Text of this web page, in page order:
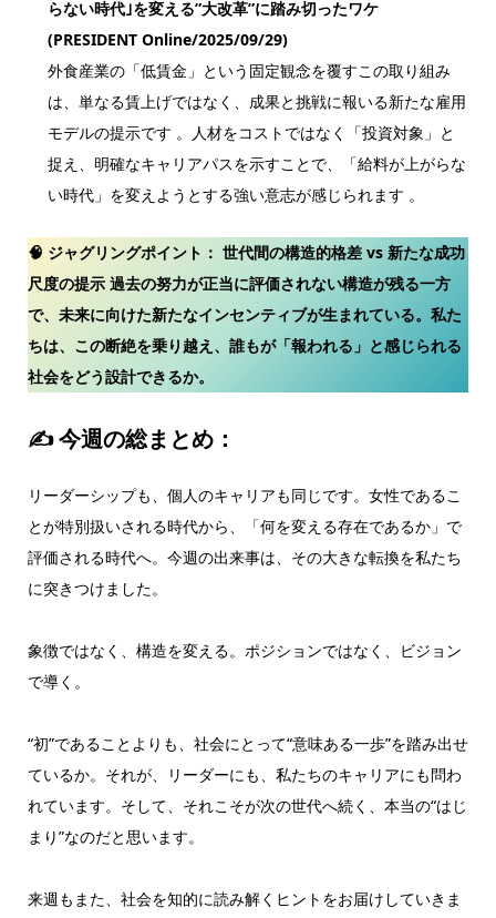
らない時代｣を変える”大改革”に踏み切ったワケ
(PRESIDENT Online/2025/09/29)
外食産業の「低賃金」という固定観念を覆すこの取り組み
は、単なる賃上げではなく、成果と挑戦に報いる新たな雇用
モデルの提示です 。人材をコストではなく「投資対象」と
捉え、明確なキャリアパスを示すことで、「給料が上がらな
い時代」を変えようとする強い意志が感じられます 。
🧠 ジャグリングポイント： 世代間の構造的格差 vs 新たな成功
尺度の提示過去の努力が正当に評価されない構造が残る一方
で、未来に向けた新たなインセンティブが生まれている。私た
ちは、この断絶を乗り越え、誰もが「報われる」と感じられる
社会をどう設計できるか。
✍ 今週の総まとめ：
リーダーシップも、個人のキャリアも同じです。女性であるこ
とが特別扱いされる時代から、「何を変える存在であるか」で
評価される時代へ。今週の出来事は、その大きな転換を私たち
に突きつけました。
象徴ではなく、構造を変える。ポジションではなく、ビジョン
で導く。
“初”であることよりも、社会にとって“意味ある一歩”を踏み出せ
ているか。それが、リーダーにも、私たちのキャリアにも問わ
れています。そして、それこそが次の世代へ続く、本当の“はじ
まり”なのだと思います。
来週もまた、社会を知的に読み解くヒントをお届けしていきま